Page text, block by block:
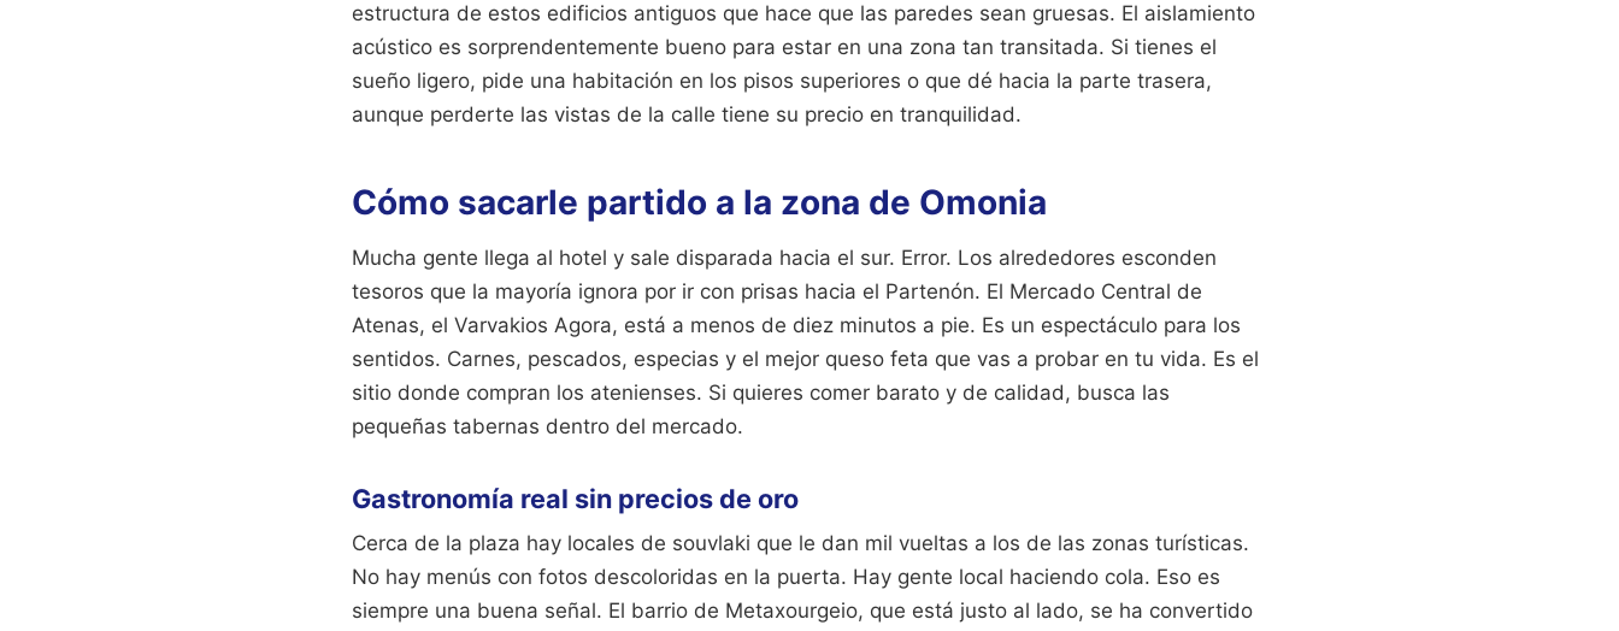
estructura de estos edificios antiguos que hace que las paredes sean gruesas. El aislamiento
acústico es sorprendentemente bueno para estar en una zona tan transitada. Si tienes el
sueño ligero, pide una habitación en los pisos superiores o que dé hacia la parte trasera,
aunque perderte las vistas de la calle tiene su precio en tranquilidad.
Cómo sacarle partido a la zona de Omonia
Mucha gente llega al hotel y sale disparada hacia el sur. Error. Los alrededores esconden
tesoros que la mayoría ignora por ir con prisas hacia el Partenón. El Mercado Central de
Atenas, el Varvakios Agora, está a menos de diez minutos a pie. Es un espectáculo para los
sentidos. Carnes, pescados, especias y el mejor queso feta que vas a probar en tu vida. Es el
sitio donde compran los atenienses. Si quieres comer barato y de calidad, busca las
pequeñas tabernas dentro del mercado.
Gastronomía real sin precios de oro
Cerca de la plaza hay locales de souvlaki que le dan mil vueltas a los de las zonas turísticas.
No hay menús con fotos descoloridas en la puerta. Hay gente local haciendo cola. Eso es
siempre una buena señal. El barrio de Metaxourgeio, que está justo al lado, se ha convertido